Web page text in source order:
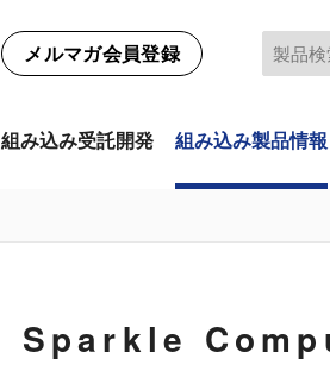
メルマガ会員登録
組み込み受託開発 組み込み製品情報
Sparkle